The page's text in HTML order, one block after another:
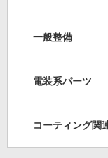
一般整備
電装系パーツ
コーティング関